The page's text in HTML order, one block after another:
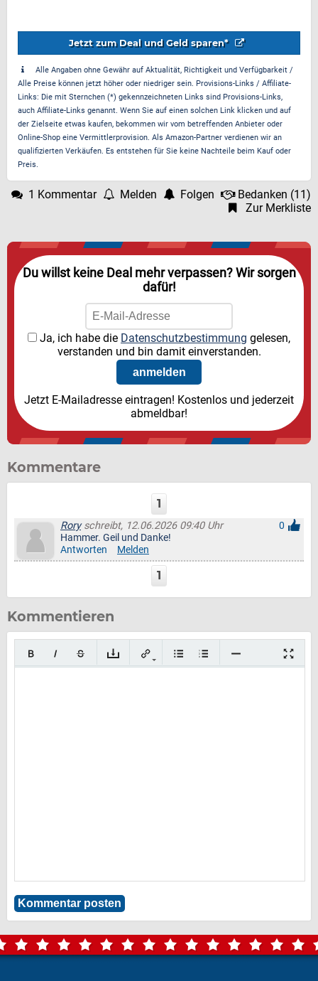
Jetzt zum Deal und Geld sparen*
Alle Angaben ohne Gewähr auf Aktualität, Richtigkeit und Verfügbarkeit /
Alle Preise können jetzt höher oder niedriger sein. Provisions-Links / Affiliate-
Links: Die mit Sternchen (*) gekennzeichneten Links sind Provisions-Links,
auch Affiliate-Links genannt. Wenn Sie auf einen solchen Link klicken und auf
der Zielseite etwas kaufen, bekommen wir vom betreffenden Anbieter oder
Online-Shop eine Vermittlerprovision. Als Amazon-Partner verdienen wir an
qualifizierten Verkäufen. Es entstehen für Sie keine Nachteile beim Kauf oder
Preis.
1 Kommentar Melden Folgen Bedanken (11)
Zur Merkliste
Du willst keine Deal mehr verpassen? Wir sorgen
dafür!
Ja, ich habe die Datenschutzbestimmung gelesen,
verstanden und bin damit einverstanden.
Jetzt E-Mailadresse eintragen! Kostenlos und jederzeit
abmeldbar!
Kommentare
1
Roryschreibt, 12.06.2026 09:40 Uhr
0
Hammer. Geil und Danke!
Antworten
Melden
1
Kommentieren